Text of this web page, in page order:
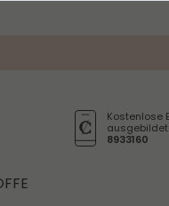
Kostenlose
8933160